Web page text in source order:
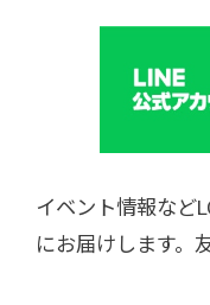
イベント情報など
にお届けします。